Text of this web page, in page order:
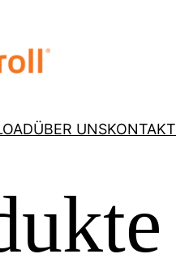
ÜBER UNSKONTAKT